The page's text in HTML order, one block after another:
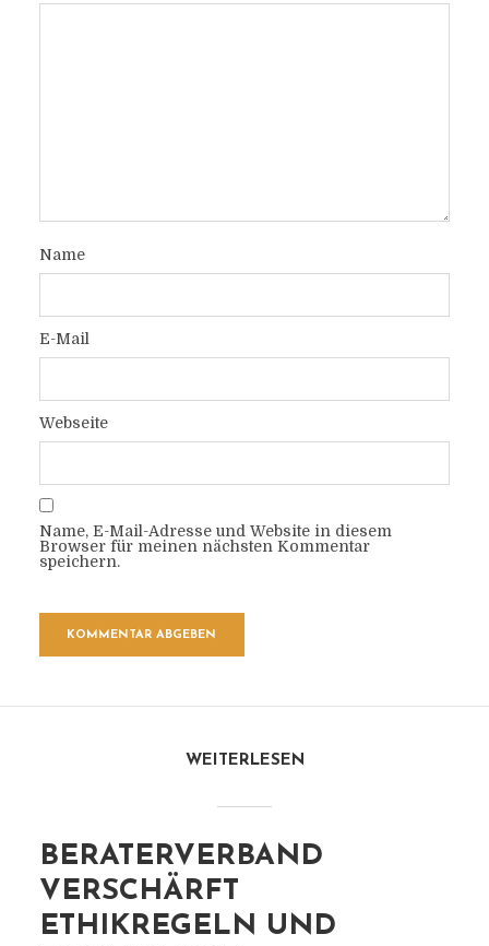
Name
E-Mail
Webseite
Name, E-Mail-Adresse und Website in diesem
Browser für meinen nächsten Kommentar
speichern.
WEITERLESEN
BERATERVERBAND
VERSCHÄRFT
ETHIKREGELN UND